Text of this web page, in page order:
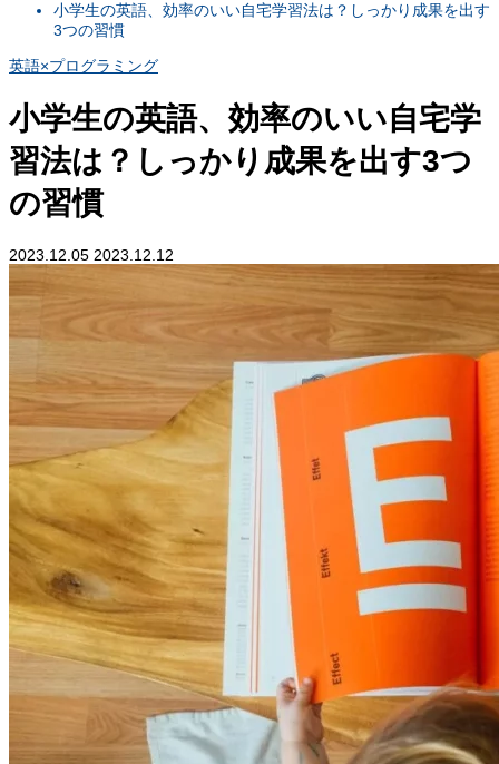
小学生の英語、効率のいい自宅学習法は？しっかり成果を出す
3つの習慣
英語×プログラミング
小学生の英語、効率のいい自宅学
習法は？しっかり成果を出す3つ
の習慣
2023.12.05 2023.12.12